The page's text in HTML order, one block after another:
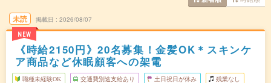
未読
NEW
掲載日 2026/08/07
《時給2150円》20名募集！金髪OK＊スキンケ
ア商品など休眠顧客への架電
職種未経験OK 交通費別途支給あり 土日祝日が休み 残業なし